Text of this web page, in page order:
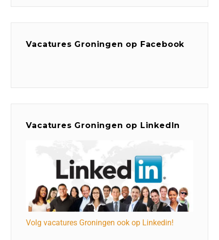
Vacatures Groningen op Facebook
Vacatures Groningen op LinkedIn
Volg vacatures Groningen ook op Linkedin!